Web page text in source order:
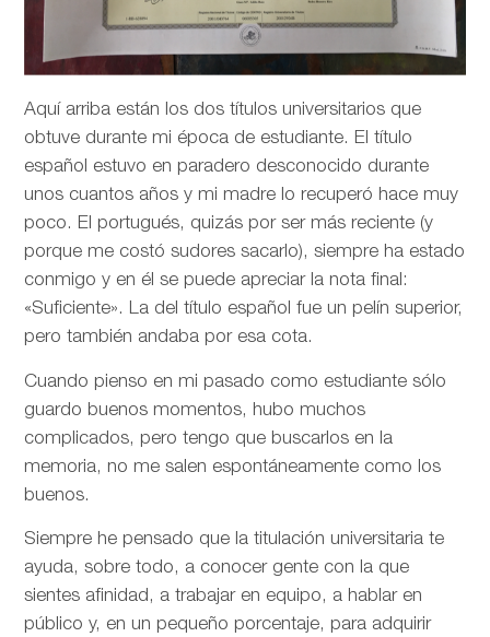
Aquí arriba están los dos títulos universitarios que
obtuve durante mi época de estudiante. El título
español estuvo en paradero desconocido durante
unos cuantos años y mi madre lo recuperó hace muy
poco. El portugués, quizás por ser más reciente (y
porque me costó sudores sacarlo), siempre ha estado
conmigo y en él se puede apreciar la nota final:
«Suficiente». La del título español fue un pelín superior,
pero también andaba por esa cota.
Cuando pienso en mi pasado como estudiante sólo
guardo buenos momentos, hubo muchos
complicados, pero tengo que buscarlos en la
memoria, no me salen espontáneamente como los
buenos.
Siempre he pensado que la titulación universitaria te
ayuda, sobre todo, a conocer gente con la que
sientes afinidad, a trabajar en equipo, a hablar en
público y, en un pequeño porcentaje, para adquirir